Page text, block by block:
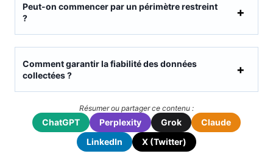
Peut-on commencer par un périmètre restreint
?
Comment garantir la fiabilité des données
collectées ?
Résumer ou partager ce contenu :
ChatGPT Perplexity Grok
Claude
LinkedIn
X (Twitter)